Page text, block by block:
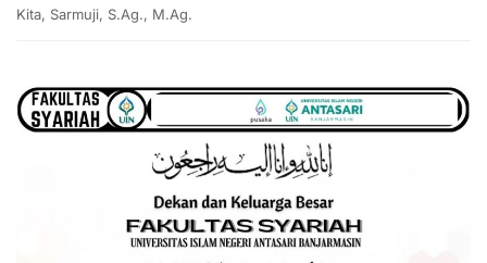
Kita, Sarmuji, S.Ag., M.Ag.